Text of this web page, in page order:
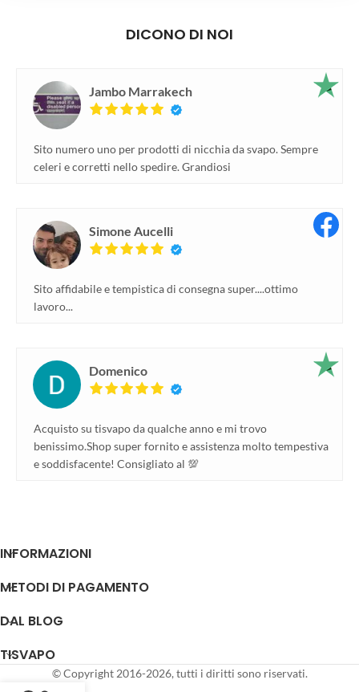
DICONO DI NOI
Jambo Marrakech
Sito numero uno per prodotti di nicchia da svapo. Sempre
celeri e corretti nello spedire. Grandiosi
Simone Aucelli
Sito affidabile e tempistica di consegna super....ottimo
lavoro...
Domenico
Acquisto su tisvapo da qualche anno e mi trovo
benissimo.Shop super fornito e assistenza molto tempestiva
e soddisfacente! Consigliato al 💯
INFORMAZIONI
METODI DI PAGAMENTO
DAL BLOG
TISVAPO
© Copyright 2016-2026, tutti i diritti sono riservati.